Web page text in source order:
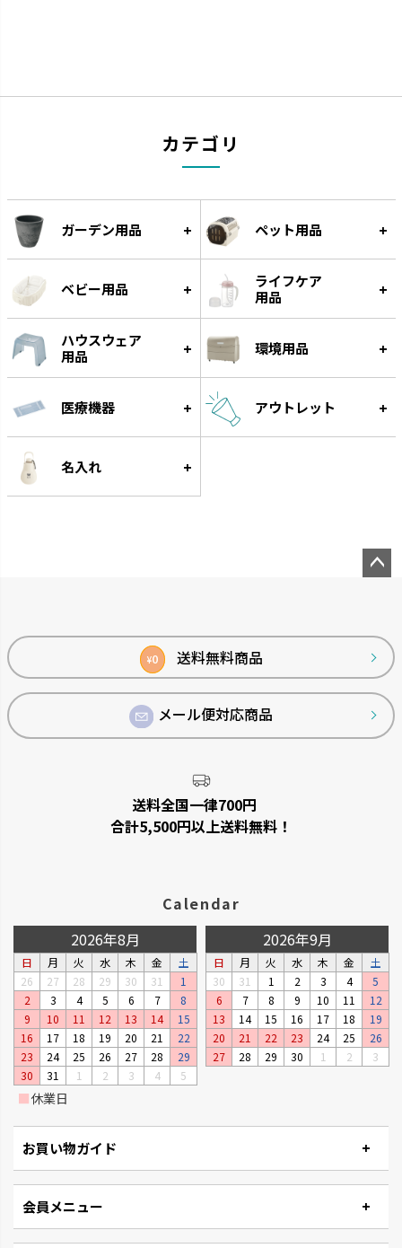
受皿に貯水する底面給水タイプ
エコル
手作り感のある暖かな風合いで
スラック ジョーロ
大容量なのにスリムなじょうろ
です。
グレース
菜園上手 シャンファー
います。
ベビーリーフプランター
窓辺やキッチンで、手軽に菜園が
楽しめるプランターです。
ステッチ
やさしいたたずまいのプランタ
ーです。
カテゴリ
ガーデン用品 ペット用品
ベビー用品
ライフケア
用品
ハウスウェア
用品
環境用品
医療機器 アウトレット
名入れ
¥0 送料無料商品
メール便対応商品
送料全国一律700円
合計5,500円以上送料無料！
Calendar
2026年8月
日 月 火 水 木 金
土
26
27 28 29 30 31
1
2
3 4 5 6 7
8
9
10 11 12 13 14
15
16
17 18 19 20 21
22
23
24 25 26 27 28
29
30
31 1 2 3 4 5
2026年9月
日 月 火 水 木 金
土
30
31 1 2 3 4
5
6
7 8 9 10 11
12
13
14 15 16 17 18
19
20
21 22 23 24 25
26
27
28 29 30 1 2 3
■休業日
お買い物ガイド
会員メニュー
ップ
へ